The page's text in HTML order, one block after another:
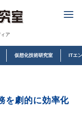
ア
仮想化技術研究室 ITエ
を劇的に効率化